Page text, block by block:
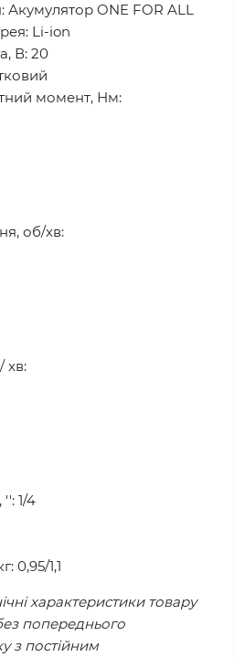
ONE FOR ALL
Li-ion
В: 20
момент, Нм:
об/хв:
хв:
1/4
0,95/1,1
характеристики товару
попереднього
з постійним